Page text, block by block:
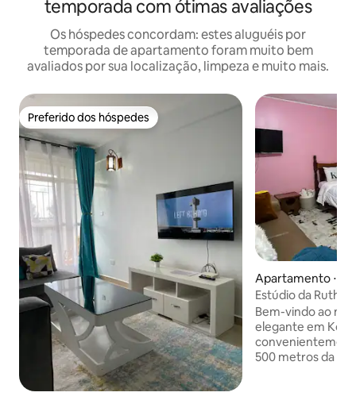
temporada com ótimas avaliações
Os hóspedes concordam: estes aluguéis por
temporada de apartamento foram muito bem
avaliados por sua localização, limpeza e muito mais.
Preferido dos hóspedes
Preferido dos hóspedes
Apartamento ⋅
Estúdio da Ruth
Bem-vindo ao
elegante em
500 metros da